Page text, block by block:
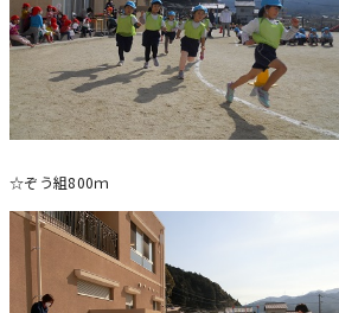
☆ぞう組800ｍ